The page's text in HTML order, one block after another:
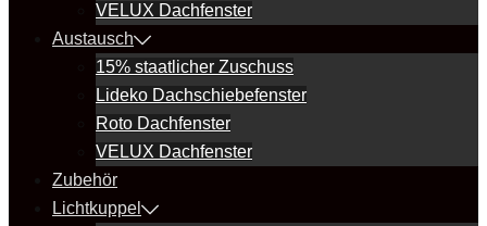
VELUX Dachfenster
Austausch
15% staatlicher Zuschuss
Lideko Dachschiebefenster
Roto Dachfenster
VELUX Dachfenster
Zubehör
Lichtkuppel